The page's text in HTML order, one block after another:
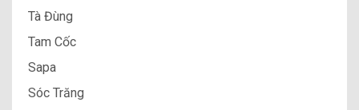
Tà Đùng
Tam Cốc
Sapa
Sóc Trăng